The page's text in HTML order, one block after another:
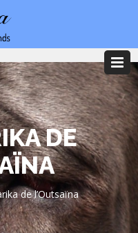
DE
de l’Outsaïna